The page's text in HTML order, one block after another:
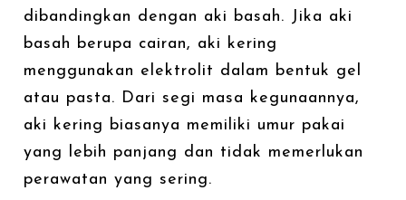
dibandingkan dengan aki basah. Jika aki
basah berupa cairan, aki kering
menggunakan elektrolit dalam bentuk gel
atau pasta. Dari segi masa kegunaannya,
aki kering biasanya memiliki umur pakai
yang lebih panjang dan tidak memerlukan
perawatan yang sering.